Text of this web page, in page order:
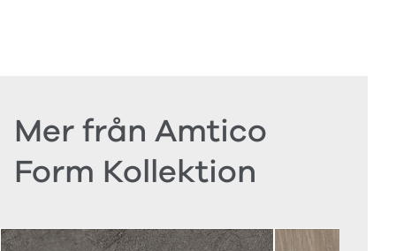
Mer från Amtico
Form Kollektion